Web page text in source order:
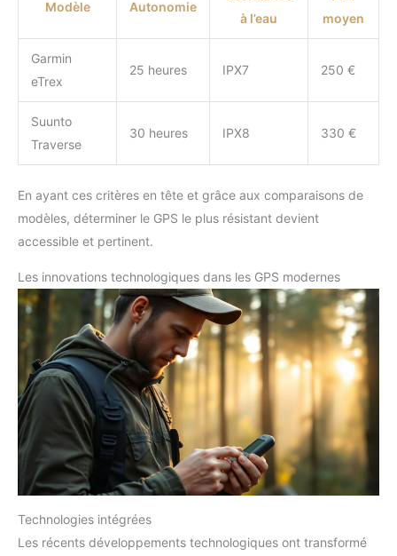
Modèle Autonomie
à l’eau
moyen
Garmin
eTrex
25 heures IPX7 250 €
Suunto
Traverse
30 heures IPX8 330 €
En ayant ces critères en tête et grâce aux comparaisons de
modèles, déterminer le GPS le plus résistant devient
accessible et pertinent.
Les innovations technologiques dans les GPS modernes
Technologies intégrées
Les récents développements technologiques ont transformé